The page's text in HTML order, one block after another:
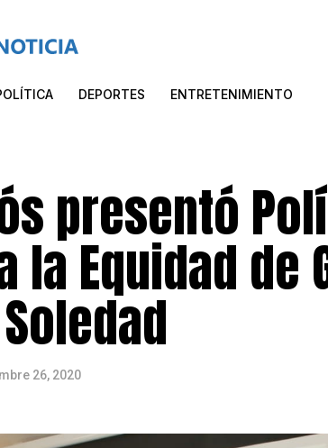
DEPORTES ENTRETENIMIENTO
presentó
la Equidad de
26, 2020